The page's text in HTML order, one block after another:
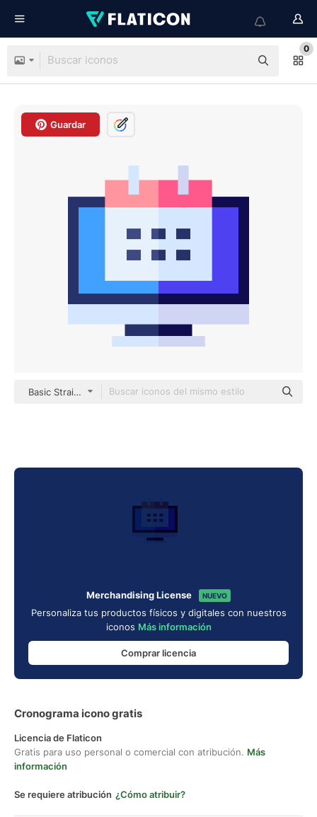
0
Guardar
Basic Straight Flat
Merchandising License NUEVO
Personaliza tus productos físicos y digitales con nuestros
iconos Más información
Comprar licencia
Cronograma icono gratis
Licencia de Flaticon
Gratis para uso personal o comercial con atribución. Más
información
Se requiere atribución ¿Cómo atribuir?